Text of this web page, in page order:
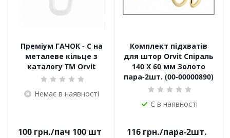
Преміум ГАЧОК - С на
металеве кільце з
каталогу TM Orvit
Немає в наявності
100грн./пач 100 шт
Комплект підхватів
для штор Orvit Спіраль
140 Х 60 мм Золото
пара-2шт. (00-00000890)
Є в наявності
116 грн./пара-2шт.